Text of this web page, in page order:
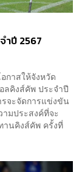
ำปี 2567
กาสให้จังหวัด
ลคิงส์คัพ ประจำปี
จะจัดการแข่งขัน
มประสงค์ที่จะ
านคิงส์คัพ ครั้งที่